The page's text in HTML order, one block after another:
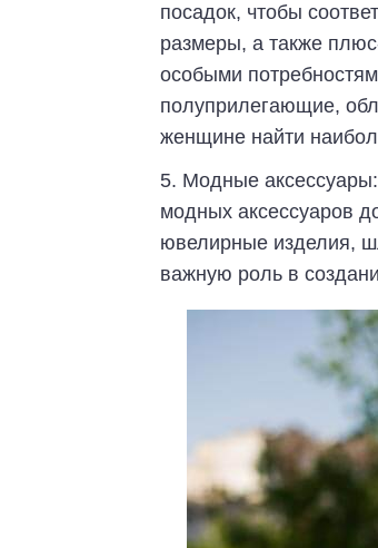
посадок, чтобы
размеры, а также
особыми
полуприлегающие,
женщине найти
Модные
модных аксессуаров
ювелирные изделия,
важную роль в